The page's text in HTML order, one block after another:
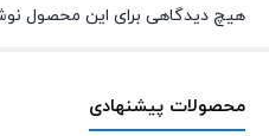
هیچ دیدگاهی برای این محصول
محصولات پیشنهادی